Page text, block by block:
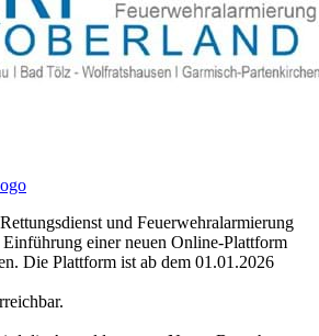
und Feuerwehralarmierung
einer neuen Online-Plattform
Die Plattform ist ab dem 01.01.2026